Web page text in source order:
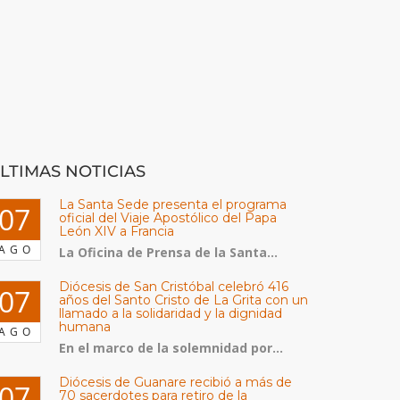
NOTICIAS
La Santa Sede presenta el programa
oficial del Viaje Apostólico del Papa
León XIV a Francia
La Oficina de Prensa de la Santa...
Diócesis de San Cristóbal celebró 416
años del Santo Cristo de La Grita con un
llamado a la solidaridad y la dignidad
humana
En el marco de la solemnidad por...
Diócesis de Guanare recibió a más de
70 sacerdotes para retiro de la